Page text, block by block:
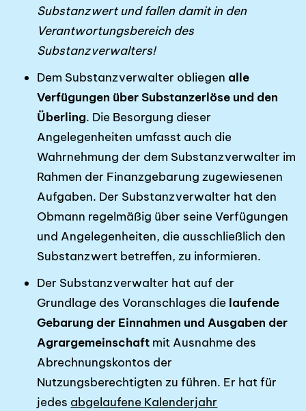
Substanzwert und fallen damit in den
Verantwortungsbereich des
Substanzverwalters!
Dem Substanzverwalter obliegen alle
Verfügungen über Substanzerlöse und den
Überling. Die Besorgung dieser
Angelegenheiten umfasst auch die
Wahrnehmung der dem Substanzverwalter im
Rahmen der Finanzgebarung zugewiesenen
Aufgaben. Der Substanzverwalter hat den
Obmann regelmäßig über seine Verfügungen
und Angelegenheiten, die ausschließlich den
Substanzwert betreffen, zu informieren.
Der Substanzverwalter hat auf der
Grundlage des Voranschlages die laufende
Gebarung der Einnahmen und Ausgaben der
Agrargemeinschaft mit Ausnahme des
Abrechnungskontos der
Nutzungsberechtigten zu führen. Er hat für
jedes abgelaufene Kalenderjahr